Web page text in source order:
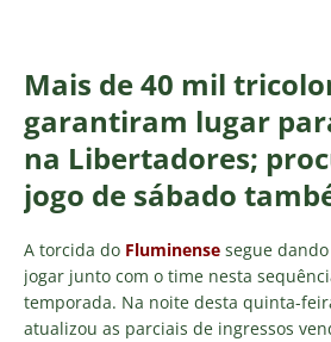
Mais de 40 mil
garantiram lugar
na Libertadores;
jogo de sábado
A torcida do Fluminense segue
jogar junto com o time nesta
temporada. Na noite desta quinta-
atualizou as parciais de ingressos